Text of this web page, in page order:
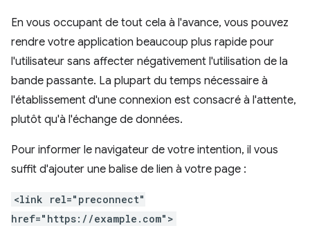
En vous occupant de tout cela à l'avance, vous pouvez
rendre votre application beaucoup plus rapide pour
l'utilisateur sans affecter négativement l'utilisation de la
bande passante. La plupart du temps nécessaire à
l'établissement d'une connexion est consacré à l'attente,
plutôt qu'à l'échange de données.
Pour informer le navigateur de votre intention, il vous
suffit d'ajouter une balise de lien à votre page :
<link rel="preconnect"
href="https://example.com">